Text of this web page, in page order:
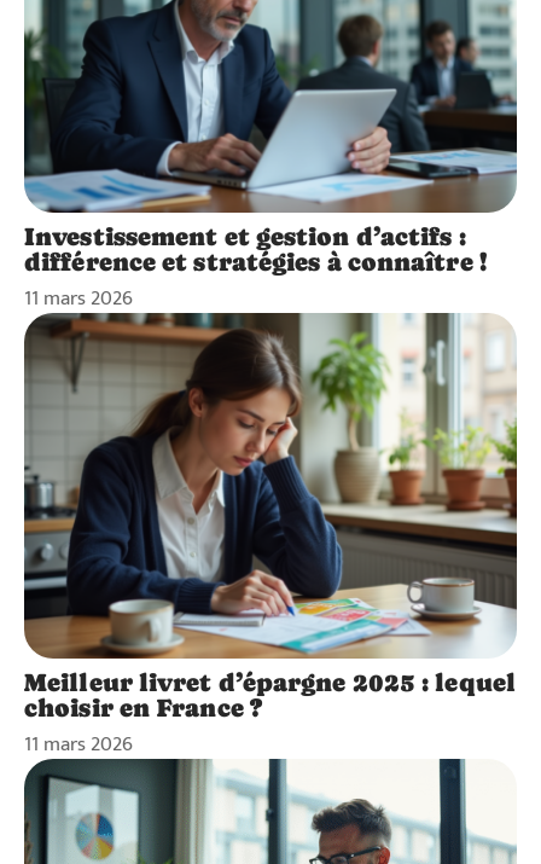
Investissement et gestion d’actifs :
différence et stratégies à connaître !
11 mars 2026
Meilleur livret d’épargne 2025 : lequel
choisir en France ?
11 mars 2026